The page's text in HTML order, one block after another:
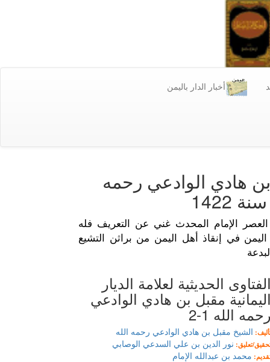
أخبار الدار باليمن
هادي الوادعي رحمه
1422
الإمام المحدث غني عن التعريف فله
في إنقاذ أهل اليمن من براثن التشيع
الحديثية لعلامة الديار
مقبل بن هادي الوادعي
الله 1-2
الشيخ مقبل بن هادي الوادعي رحمه الله
تعليق: نور الدين بن علي السدعي الوصابي
محمد بن عبدالله الإمام